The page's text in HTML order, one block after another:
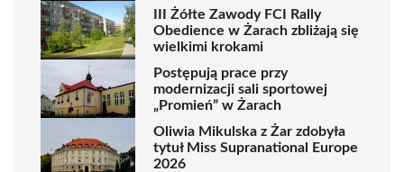
III Żółte Zawody FCI Rally
Obedience w Żarach zbliżają się
wielkimi krokami
Postępują prace przy
modernizacji sali sportowej
„Promień” w Żarach
Oliwia Mikulska z Żar zdobyła
tytuł Miss Supranational Europe
2026